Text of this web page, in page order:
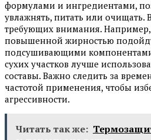
формулами и ингредиентами,
увлажнять, питать или очищать.
требующих внимания. Например,
повышенной жирностью
подсушивающими
сухих участков лучше
составы. Важно следить за
частотой применения, чтобы
агрессивности.
Читать так же: